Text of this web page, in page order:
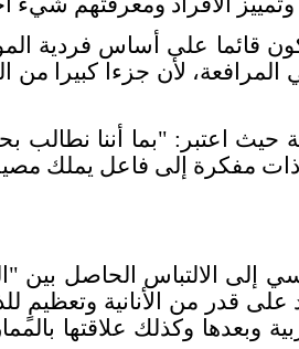
على أساس فردية
لأن جزءا كبيرا من
حيث اعتبر: "بما أننا نطالب
ذات مفكرة إلى فاعل يملك
إلى الالتباس الحاصل بين
على قدر من الأنانية وتعظيمٍ
وبعدها وكذلك علاقتها